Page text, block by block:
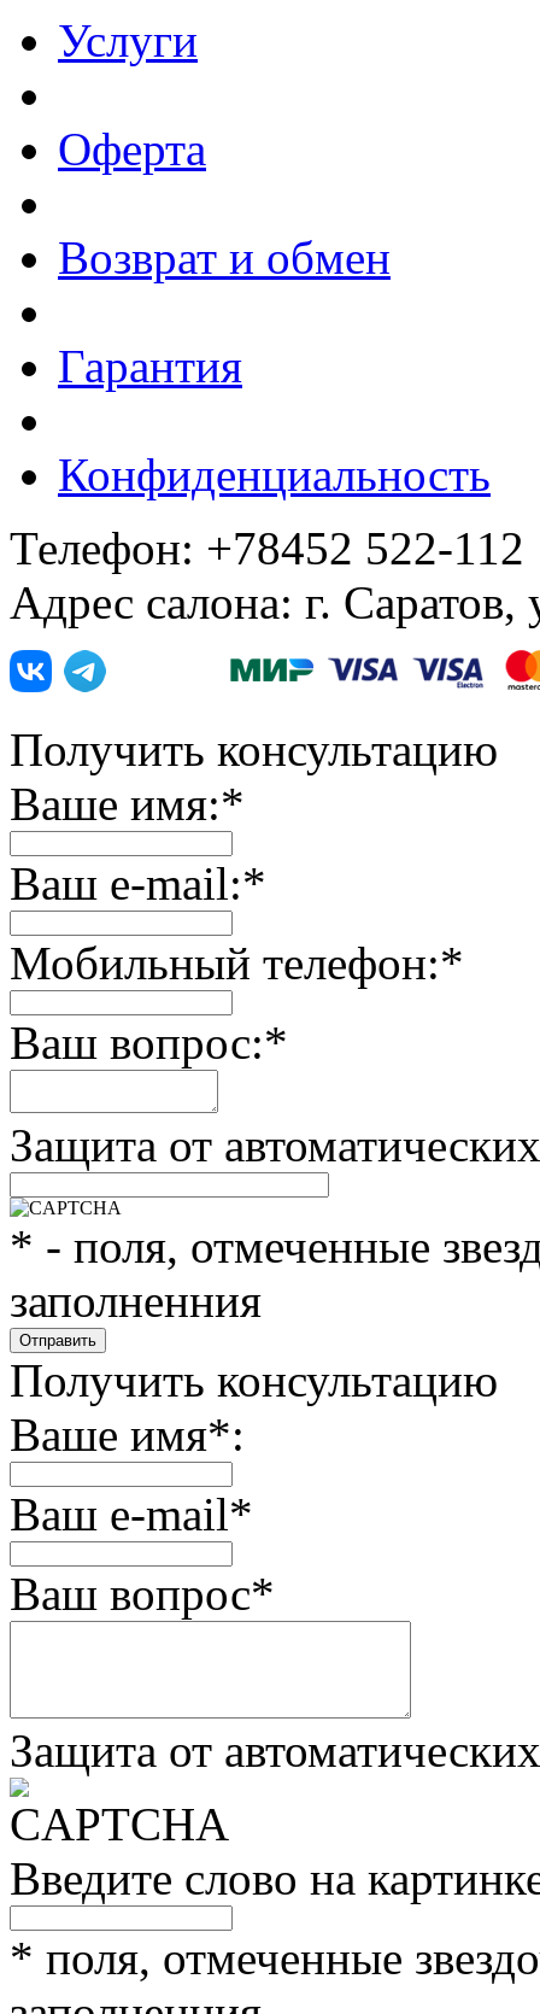
Услуги
Оферта
Возврат и обмен
Гарантия
Конфиденциальность
Телефон: +78452 522-112
Адрес салона: г. Саратов,
Получить консультацию
Ваше имя:*
Ваш e-mail:*
Мобильный телефон:*
Ваш вопрос:*
Защита от
* - поля, отмеченные
заполненния
Получить консультацию
Ваше имя*:
Ваш e-mail*
Ваш вопрос*
Защита от
Введите слово на
* поля, отмеченные